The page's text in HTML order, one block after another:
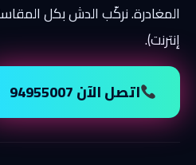
إنترنت).
اتصل الآن 94955007